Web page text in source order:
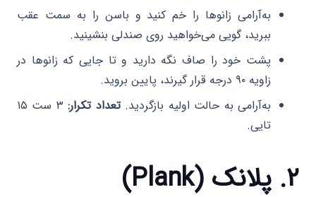
به‌آرامی زانوها را خم کنید و باسن را به سمت عقب
ببرید، گویی می‌خواهید روی صندلی بنشینید.
پشت خود را صاف نگه دارید و تا جایی که زانوها در
زاویه ۹۰ درجه قرار گیرند، پایین بروید.
به‌آرامی به حالت اولیه بازگردید.تعداد تکرار:
۳ ست ۱۵
تایی.
۲. پلانک (Plank)